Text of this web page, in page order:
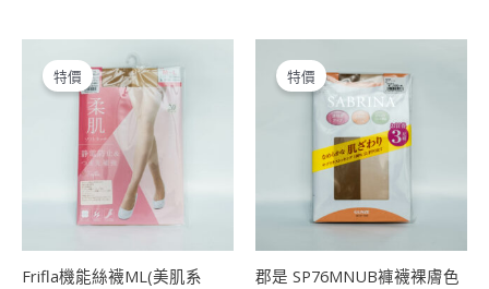
特價
Frifla機能絲襪ML(美肌系
始
價
格：
NT$220。
前
價
格：
NT$88。
特價
郡是 SP76MNUB褲襪裸膚色
始
價
格：
NT$360。
價
格：
NT$144。